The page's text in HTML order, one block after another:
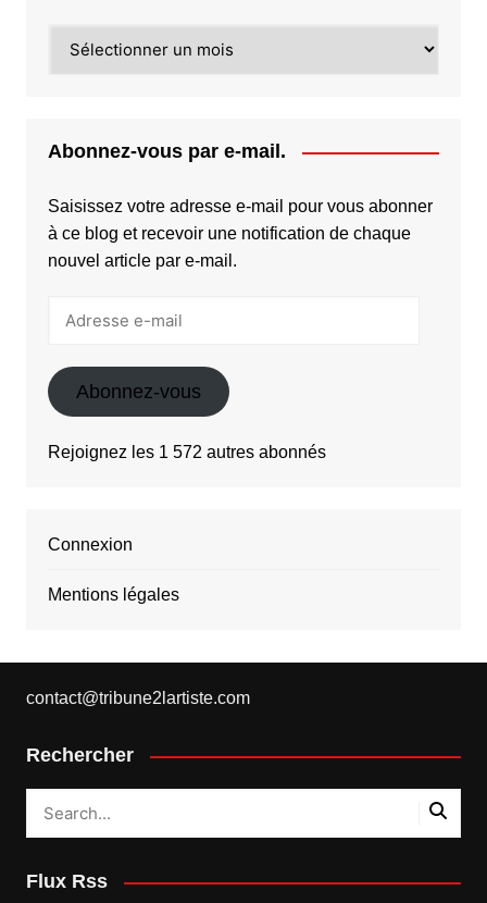
Abonnez-vous par e-mail.
Saisissez votre adresse e-mail pour vous abonner
à ce blog et recevoir une notification de chaque
nouvel article par e-mail.
Abonnez-vous
Rejoignez les 1 572 autres abonnés
Connexion
Mentions légales
contact@tribune2lartiste.com
Rechercher
Flux Rss